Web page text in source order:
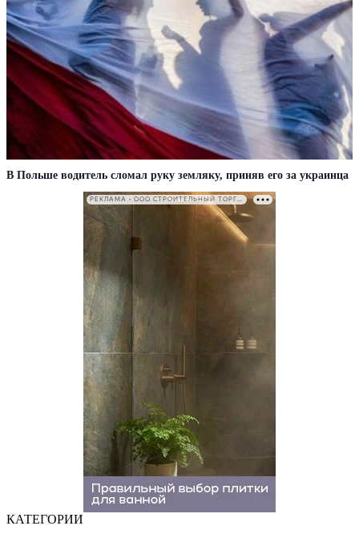
В Польше водитель сломал руку земляку, приняв его за украинца
РЕКЛАМА • ООО СТРОИТЕЛЬНЫЙ ТОРГОВЫЙ ДОМ «ПЕТРОВИЧ». ИНН: 7802348846
КАТЕГОРИИ